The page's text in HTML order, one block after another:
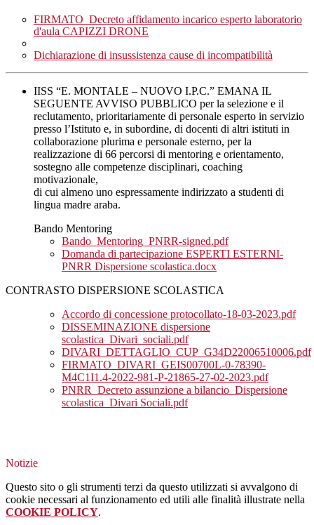
FIRMATO_Decreto affidamento incarico esperto laboratorio
d'aula CAPIZZI DRONE
Dichiarazione di insussistenza cause di incompatibilità
IISS “E. MONTALE – NUOVO I.P.C.” EMANA IL
SEGUENTE AVVISO PUBBLICO per la selezione e il
reclutamento, prioritariamente di personale esperto in servizio
presso l’Istituto e, in subordine, di docenti di altri istituti in
collaborazione plurima e personale esterno, per la
realizzazione di 66 percorsi di mentoring e orientamento,
sostegno alle competenze disciplinari, coaching
motivazionale,
di cui almeno uno espressamente indirizzato a studenti di
lingua madre araba.
Bando Mentoring
Bando_Mentoring_PNRR-signed.pdf
Domanda di partecipazione ESPERTI ESTERNI-
PNRR Dispersione scolastica.docx
CONTRASTO DISPERSIONE SCOLASTICA
Accordo di concessione protocollato-18-03-2023.pdf
DISSEMINAZIONE dispersione
scolastica_Divari_sociali.pdf
DIVARI_DETTAGLIO_CUP_G34D22006510006.pdf
FIRMATO_DIVARI_GEIS00700L-0-78390-
M4C1I1.4-2022-981-P-21865-27-02-2023.pdf
PNRR_Decreto assunzione a bilancio_Dispersione
scolastica_Divari Sociali.pdf
Notizie
Questo sito o gli strumenti terzi da questo utilizzati si avvalgono di
cookie necessari al funzionamento ed utili alle finalità illustrate nella
COOKIE POLICY.